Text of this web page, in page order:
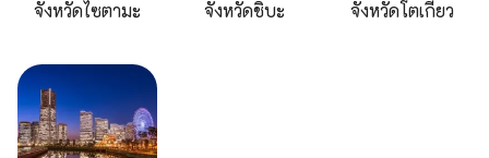
จังหวัดไซตามะ จังหวัดชิบะ จังหวัดโตเกียว